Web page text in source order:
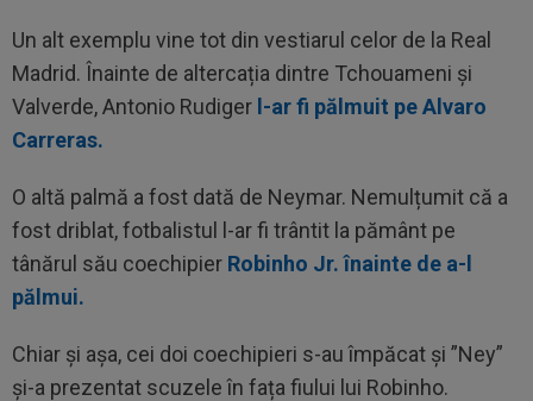
Un alt exemplu vine tot din vestiarul celor de la Real
Madrid. Înainte de altercația dintre Tchouameni și
Valverde, Antonio Rudiger l-ar fi pălmuit pe Alvaro
Carreras.
O altă palmă a fost dată de Neymar. Nemulțumit că a
fost driblat, fotbalistul l-ar fi trântit la pământ pe
tânărul său coechipier Robinho Jr. înainte de a-l
pălmui.
Chiar și așa, cei doi coechipieri s-au împăcat și ”Ney”
și-a prezentat scuzele în fața fiului lui Robinho.